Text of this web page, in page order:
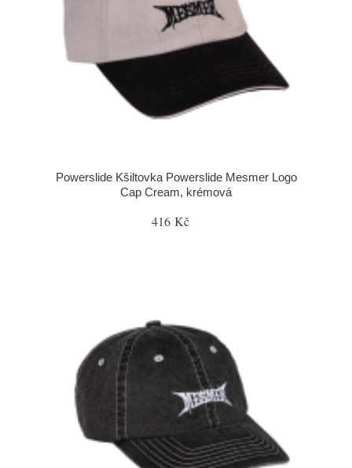
Powerslide Kšiltovka Powerslide Mesmer Logo
Cap Cream, krémová
416 Kč